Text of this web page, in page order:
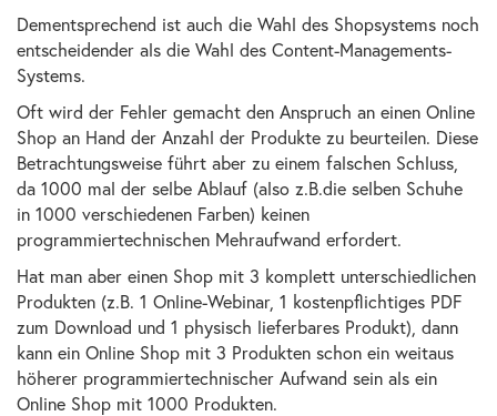
Dementsprechend ist auch die Wahl des Shopsystems noch
entscheidender als die Wahl des Content-Managements-
Systems.
Oft wird der Fehler gemacht den Anspruch an einen Online
Shop an Hand der Anzahl der Produkte zu beurteilen. Diese
Betrachtungsweise führt aber zu einem falschen Schluss,
da 1000 mal der selbe Ablauf (also z.B.die selben Schuhe
in 1000 verschiedenen Farben) keinen
programmiertechnischen Mehraufwand erfordert.
Hat man aber einen Shop mit 3 komplett unterschiedlichen
Produkten (z.B. 1 Online-Webinar, 1 kostenpflichtiges PDF
zum Download und 1 physisch lieferbares Produkt), dann
kann ein Online Shop mit 3 Produkten schon ein weitaus
höherer programmiertechnischer Aufwand sein als ein
Online Shop mit 1000 Produkten.